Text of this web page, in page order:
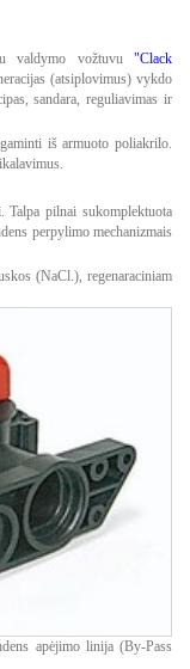
valdymo vožtuvu "Clack
(atsiplovimus) vykdo
sandara, reguliavimas ir
iš armuoto poliakrilo.
pilnai sukomplektuota
perpylimo mechanizmais
(NaCl.), regenaraciniam
apėjimo linija (By-Pass